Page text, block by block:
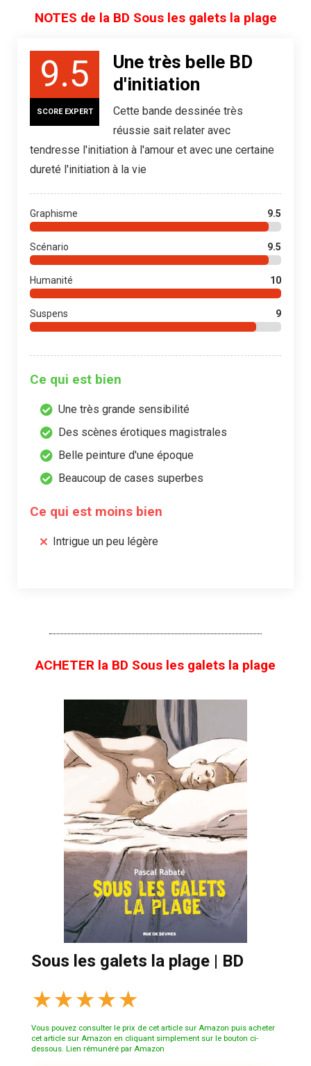
NOTES de la BD Sous les galets la plage​
9.5
SCORE EXPERT
Une très belle BD
d'initiation
Cette bande dessinée très
réussie sait relater avec
tendresse l'initiation à l'amour et avec une certaine
dureté l'initiation à la vie
Graphisme 9.5
Scénario 9.5
Humanité 10
Suspens 9
Ce qui est bien
Une très grande sensibilité
Des scènes érotiques magistrales
Belle peinture d'une époque
Beaucoup de cases superbes
Ce qui est moins bien
Intrigue un peu légère
ACHETER la BD Sous les galets la plage
Sous les galets la plage | BD
★★★★★
Vous pouvez consulter le prix de cet article sur Amazon puis acheter
cet article sur Amazon en cliquant simplement sur le bouton ci-
dessous. Lien rémunéré par Amazon